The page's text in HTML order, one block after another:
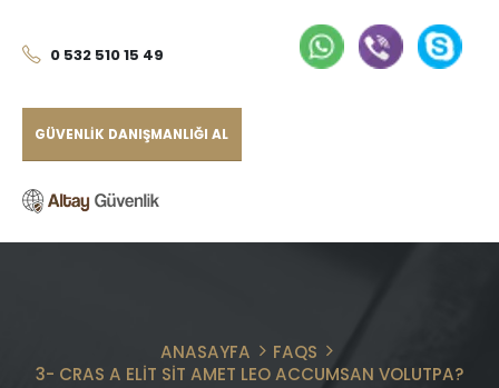
0 532 510 15 49
GÜVENLIK DANIŞMANLIĞI AL
ANASAYFA
FAQS
3- CRAS A ELIT SIT AMET LEO ACCUMSAN VOLUTPA?